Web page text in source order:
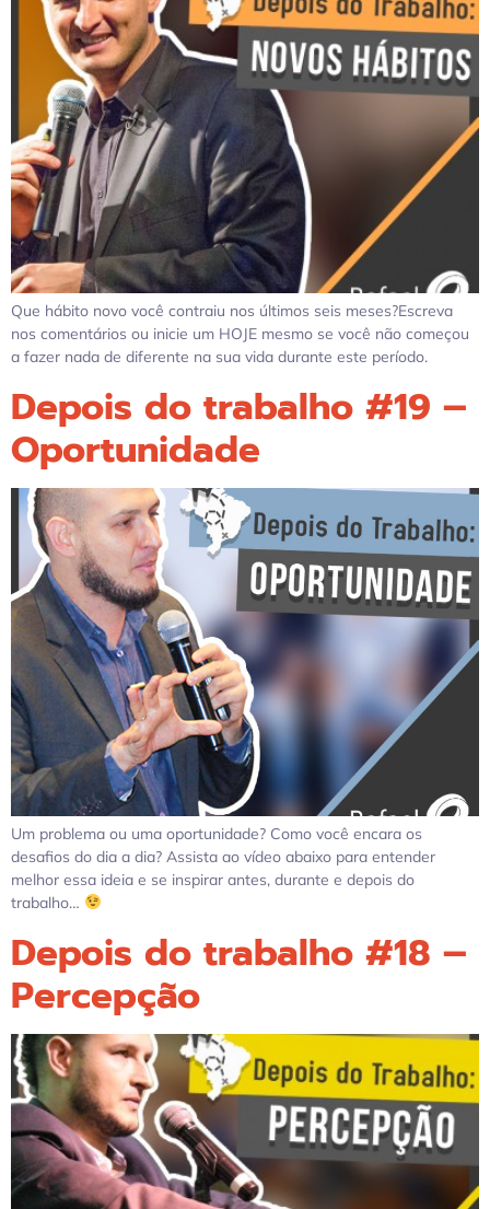
Que hábito novo você contraiu nos últimos seis meses?Escreva
nos comentários ou inicie um HOJE mesmo se você não começou
a fazer nada de diferente na sua vida durante este período.
Depois do trabalho #19 –
Oportunidade
Um problema ou uma oportunidade? Como você encara os
desafios do dia a dia? Assista ao vídeo abaixo para entender
melhor essa ideia e se inspirar antes, durante e depois do
trabalho…
Depois do trabalho #18 –
Percepção